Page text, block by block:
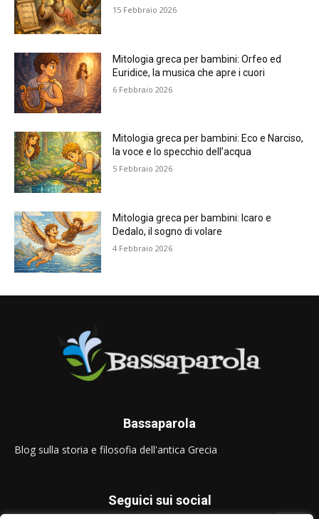
15 Febbraio 2026
Mitologia greca per bambini: Orfeo ed
Euridice, la musica che apre i cuori
6 Febbraio 2026
Mitologia greca per bambini: Eco e Narciso,
la voce e lo specchio dell’acqua
5 Febbraio 2026
Mitologia greca per bambini: Icaro e
Dedalo, il sogno di volare
4 Febbraio 2026
Bassaparola
Blog sulla storia e filosofia dell'antica Grecia
Seguici sui social